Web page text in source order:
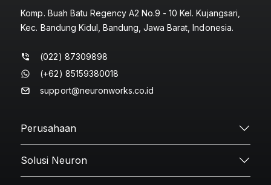
Komp. Buah Batu Regency A2 No.9 - 10 Kel. Kujangsari,
Kec. Bandung Kidul, Bandung, Jawa Barat, Indonesia.
(022) 87309898
(+62) 85159380018
support@neuronworks.co.id
Perusahaan
Solusi Neuron